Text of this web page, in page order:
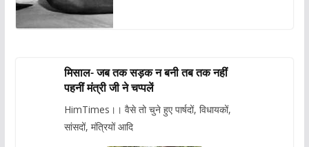
मिसाल- जब तक सड़क न बनी तब तक नहीं
पहनीं मंत्री जी ने चप्पलें
HimTimes।। वैसे तो चुने हुए पार्षदों, विधायकों,
सांसदों, मंत्रियों आदि